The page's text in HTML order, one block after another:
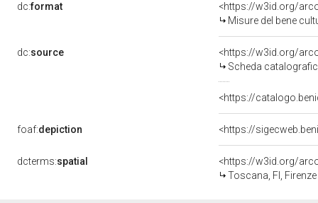
dc:format
<https://w3id.org/
Misure del bene
dc:source
<https://w3id.org/
Scheda
<https://
foaf:depiction <https://
dcterms:spatial
<https://w3id.org/
Toscana, FI, Firenze